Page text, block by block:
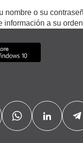
nombre o su
información a su